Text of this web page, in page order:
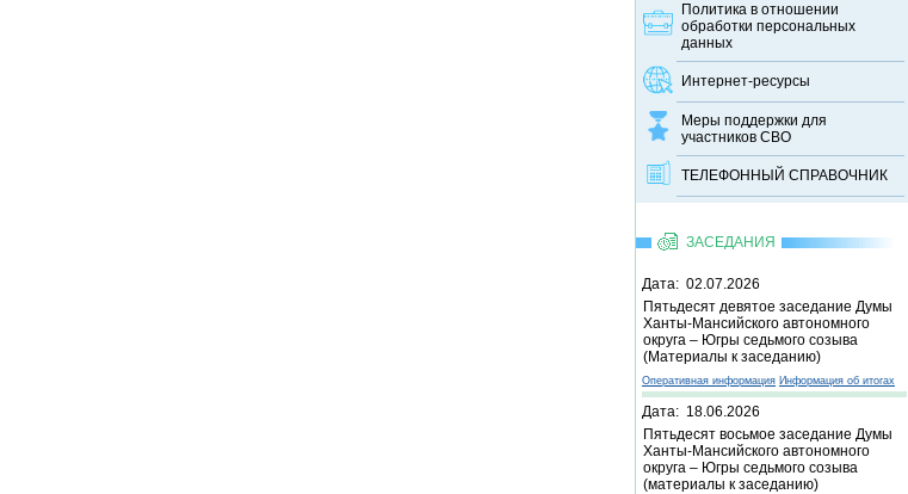
Политика в отношении
обработки персональных
данных
Интернет-ресурсы
Меры поддержки для
участников СВО
ТЕЛЕФОННЫЙ CПРАВОЧНИК
ЗАСЕДАНИЯ
Дата: 02.07.2026
Пятьдесят девятое заседание Думы
Ханты-Мансийского автономного
округа – Югры седьмого созыва
(Материалы к заседанию)
Оперативная информация Информация об итогах
Дата: 18.06.2026
Пятьдесят восьмое заседание Думы
Ханты-Мансийского автономного
округа – Югры седьмого созыва
(материалы к заседанию)